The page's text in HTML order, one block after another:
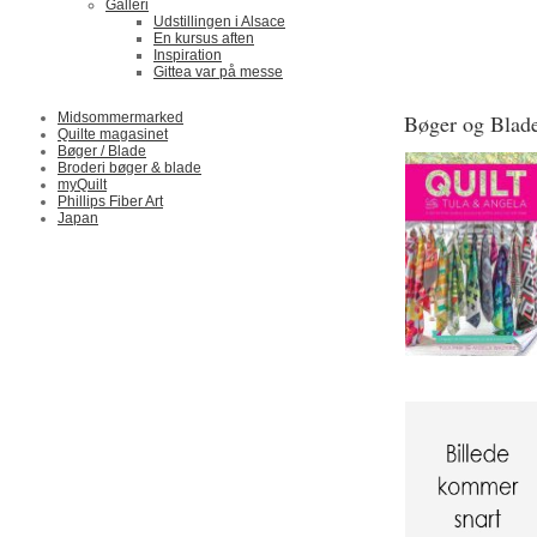
Galleri
Udstillingen i Alsace
En kursus aften
Inspiration
Gittea var på messe
Midsommermarked
Quilte magasinet
Bøger / Blade
Broderi bøger & blade
myQuilt
Phillips Fiber Art
Japan
Bøger og